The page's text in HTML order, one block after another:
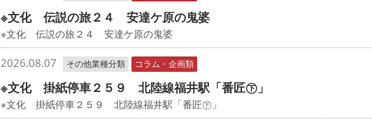
※文化 伝説の旅２４ 安達ケ原の鬼婆
※文化 伝説の旅２４ 安達ケ原の鬼婆
2026.08.07 その他業種分類 コラム・企画類
※文化 掛紙停車２５９ 北陸線福井駅「番匠㊦」
※文化 掛紙停車２５９ 北陸線福井駅「番匠㊦」